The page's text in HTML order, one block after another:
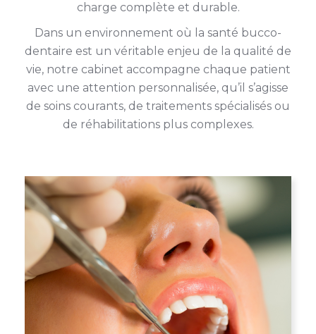
charge complète et durable.
Dans un environnement où la santé bucco-
dentaire est un véritable enjeu de la qualité de
vie, notre cabinet accompagne chaque patient
avec une attention personnalisée, qu’il s’agisse
de soins courants, de traitements spécialisés ou
de réhabilitations plus complexes.